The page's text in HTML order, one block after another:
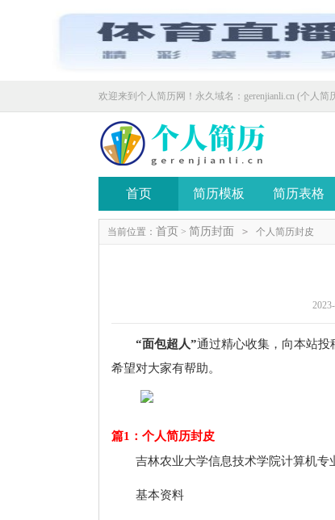
欢迎来到个人简历网！永久域名：gerenjianli.cn (个人简
首页 简历模板 简历表格
当前位置： 首页 > 简历封面 > 个人简历封皮
“面包超人”通过精心收集，向本站投
希望对大家有帮助。
篇1：个人简历封皮
吉林农业大学信息技术学院计算机专
基本资料